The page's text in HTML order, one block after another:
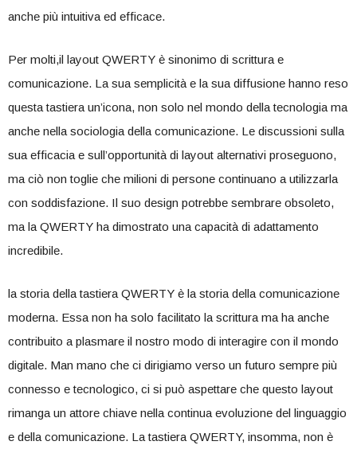
anche più intuitiva ed efficace.
Per molti,il layout QWERTY è sinonimo di scrittura e
comunicazione. La sua semplicità e la sua diffusione hanno reso
questa tastiera un’icona, non⁤ solo nel mondo della tecnologia ma
anche nella sociologia della comunicazione. Le​ discussioni sulla
sua efficacia e sull’opportunità di ‍layout alternativi proseguono,
ma ciò⁢ non toglie che milioni di ‍persone continuano a ⁤utilizzarla
con soddisfazione. Il suo design ⁣potrebbe sembrare obsoleto, ​
ma la QWERTY ha dimostrato una capacità di adattamento
incredibile.
la⁣ storia della tastiera ⁤QWERTY è⁣ la storia della comunicazione
moderna. Essa non​ ha solo facilitato la scrittura ma ha anche
contribuito a plasmare il nostro modo⁣ di interagire con il ​mondo
digitale. Man mano che ci dirigiamo​ verso un⁢ futuro sempre più
connesso e tecnologico, ci si può aspettare che questo layout
rimanga un ⁢attore chiave​ nella continua evoluzione del ⁣linguaggio
e della comunicazione. La tastiera QWERTY, insomma, non è